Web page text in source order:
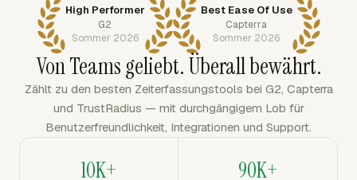
High Performer
G2
Sommer 2026
Best Ease Of Use
Capterra
Sommer 2026
Von Teams geliebt. Überall bewährt.
Zählt zu den besten Zeiterfassungstools bei G2, Capterra
und TrustRadius — mit durchgängigem Lob für
Benutzerfreundlichkeit, Integrationen und Support.
10K+ 90K+